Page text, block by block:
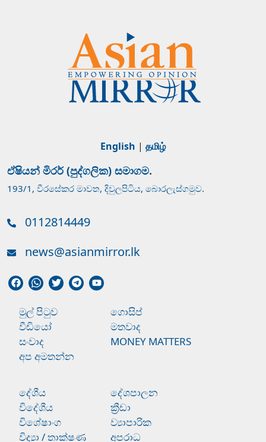
English | தமிழ்
ඒෂියන් මිරර් (පුද්ගලික) සමාගම.
193/1, වීරසේකර මාවත, දිවුලපිටිය, බොරලැස්ගමුව.
0112814449
news@asianmirror.lk
මුල් පිටුව
ගොසිප්
වීඩියෝ
මතවාද
සංවාද
MONEY MATTERS
අප අමතන්න
දේශීය
දේශපාලන
විදේශීය
ක්‍රීඩා
විශේෂාංග
ව්‍යාපාරික
විද්‍යා / තාක්ෂණ
අපරාධ